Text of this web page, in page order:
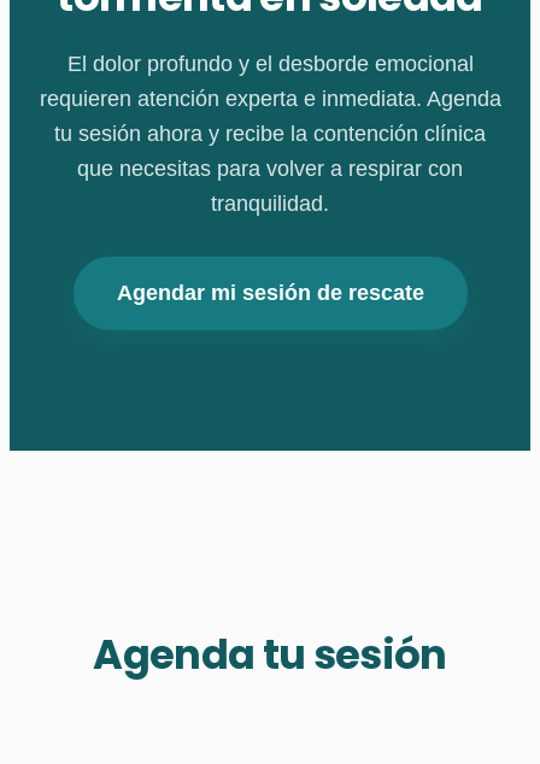
El dolor profundo y el desborde emocional
requieren atención experta e inmediata. Agenda
tu sesión ahora y recibe la contención clínica
que necesitas para volver a respirar con
tranquilidad.
Agendar mi sesión de rescate
Agenda tu sesión